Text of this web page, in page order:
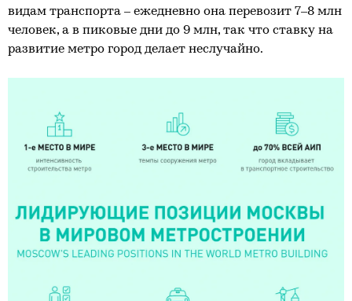
видам транспорта – ежедневно она перевозит 7–8 млн
человек, а в пиковые дни до 9 млн, так что ставку на
развитие метро город делает неслучайно.